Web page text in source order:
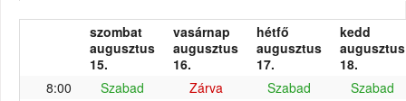
szombat
augusztus
15.
vasárnap
augusztus
16.
hétfő
augusztus
17.
kedd
augusztus
18.
8:00
Szabad Zárva Szabad
Szabad